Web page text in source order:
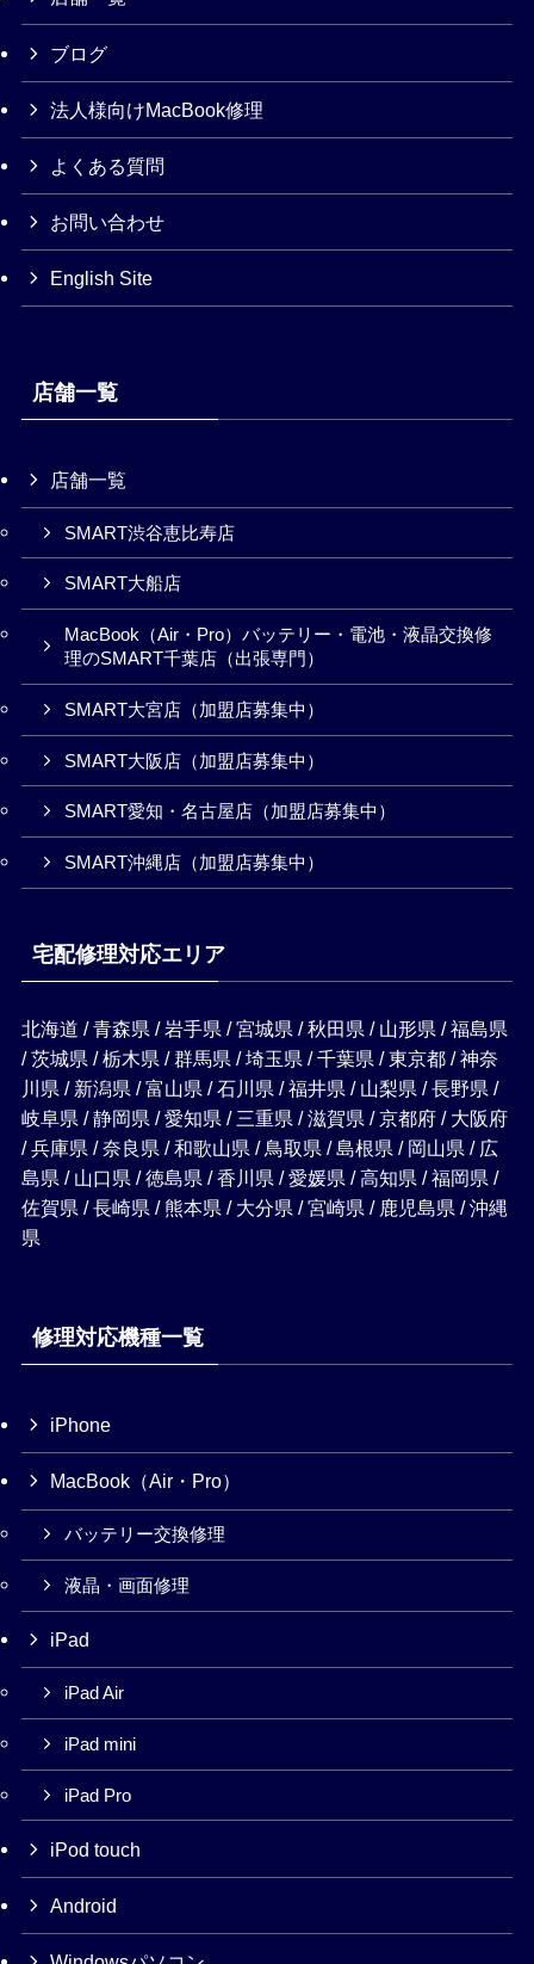
ブログ
法人様向けMacBook修理
よくある質問
お問い合わせ
English Site
店舗一覧
店舗一覧
SMART渋谷恵比寿店
SMART大船店
MacBook（Air・Pro）バッテリー・電池・液晶交換修
理のSMART千葉店（出張専門）
SMART大宮店（加盟店募集中）
SMART大阪店（加盟店募集中）
SMART愛知・名古屋店（加盟店募集中）
SMART沖縄店（加盟店募集中）
宅配修理対応エリア
北海道 / 青森県 / 岩手県 / 宮城県 / 秋田県 / 山形県 / 福島県
/ 茨城県 / 栃木県 / 群馬県 / 埼玉県 / 千葉県 / 東京都 / 神奈
川県 / 新潟県 / 富山県 / 石川県 / 福井県 / 山梨県 / 長野県 /
岐阜県 / 静岡県 / 愛知県 / 三重県 / 滋賀県 / 京都府 / 大阪府
/ 兵庫県 / 奈良県 / 和歌山県 / 鳥取県 / 島根県 / 岡山県 / 広
島県 / 山口県 / 徳島県 / 香川県 / 愛媛県 / 高知県 / 福岡県 /
佐賀県 / 長崎県 / 熊本県 / 大分県 / 宮崎県 / 鹿児島県 / 沖縄
県
修理対応機種一覧
iPhone
MacBook（Air・Pro）
バッテリー交換修理
液晶・画面修理
iPad
iPad Air
iPad mini
iPad Pro
iPod touch
Android